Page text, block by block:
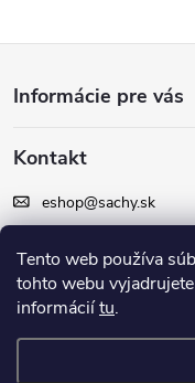
Tento web používa
tohto webu
informáciítu.
p
ä
Informácie pre vás
Kontakt
eshop@sachy.sk
Facebook